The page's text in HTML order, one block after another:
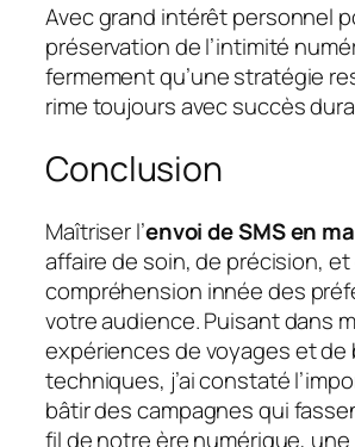
Avec grand intérêt personnel
préservation de l’intimité
fermement qu’une stratégie
rime toujours avec succès
Conclusion
Maîtriser l’envoi de SMS en
affaire de soin, de précision, et
compréhension innée des
votre audience. Puisant dans
expériences de voyages et de
techniques, j’ai constaté
bâtir des campagnes qui
fil de notre ère numérique,